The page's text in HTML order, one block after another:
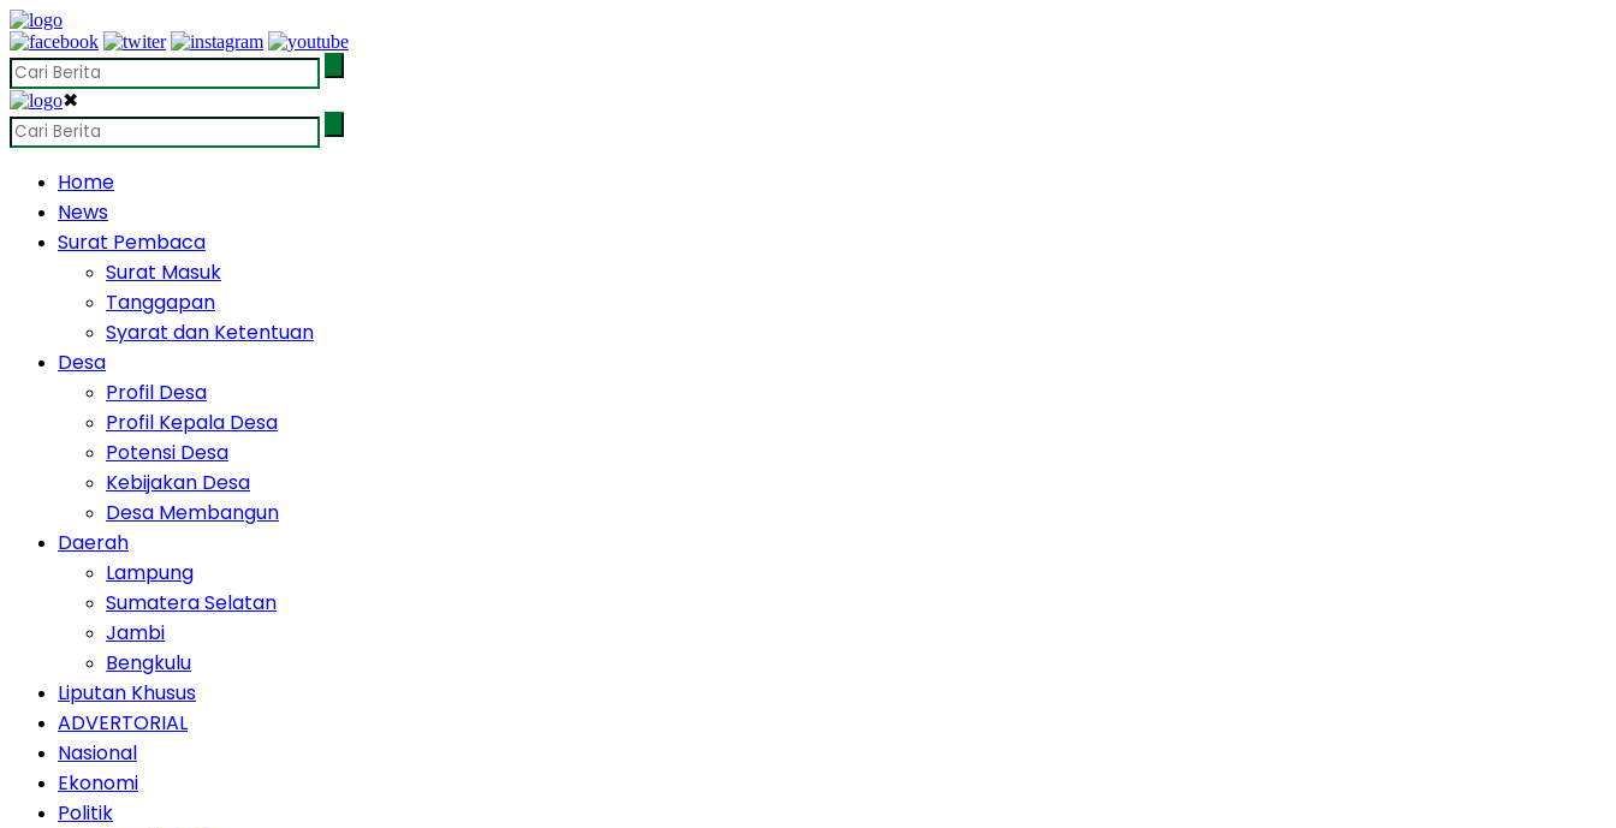
✖
Home
News
Surat Pembaca
Surat Masuk
Tanggapan
Syarat dan Ketentuan
Desa
Profil Desa
Profil Kepala Desa
Potensi Desa
Kebijakan Desa
Desa Membangun
Daerah
Lampung
Sumatera Selatan
Jambi
Bengkulu
Liputan Khusus
ADVERTORIAL
Nasional
Ekonomi
Politik